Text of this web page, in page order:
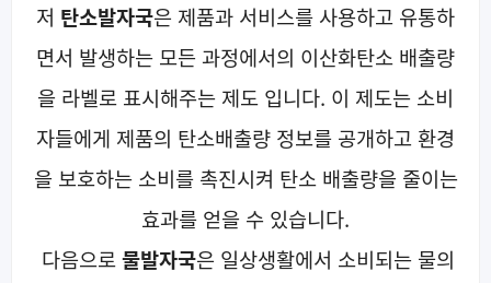
저 탄소발자국은 제품과 서비스를 사용하고 유통하
면서 발생하는 모든 과정에서의 이산화탄소 배출량
을 라벨로 표시해주는 제도 입니다. 이 제도는 소비
자들에게 제품의 탄소배출량 정보를 공개하고 환경
을 보호하는 소비를 촉진시켜 탄소 배출량을 줄이는
효과를 얻을 수 있습니다.
다음으로물발자국은 일상생활에서 소비되는 물의